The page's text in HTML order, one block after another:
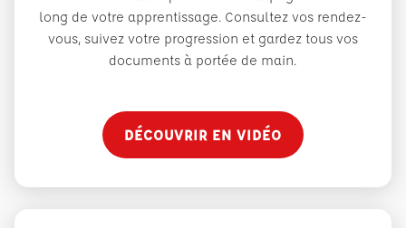
long de votre apprentissage. Consultez vos rendez-
vous, suivez votre progression et gardez tous vos
documents à portée de main.
DÉCOUVRIR EN VIDÉO